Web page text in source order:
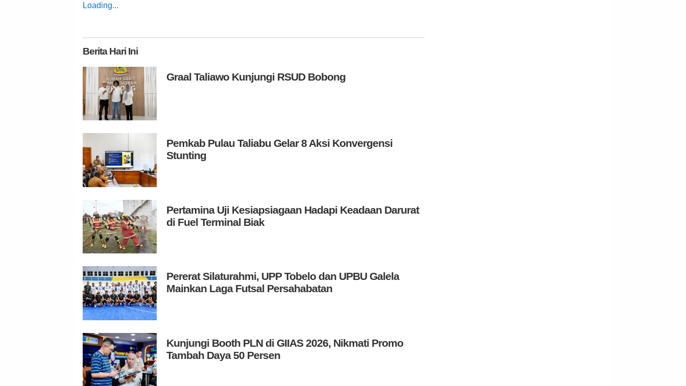
Loading...
BeritaHari Ini
Graal Taliawo Kunjungi RSUD Bobong
Pemkab Pulau Taliabu Gelar 8 Aksi Konvergensi
Stunting
Pertamina Uji Kesiapsiagaan Hadapi Keadaan Darurat
di Fuel Terminal Biak
Pererat Silaturahmi, UPP Tobelo dan UPBU Galela
Mainkan Laga Futsal Persahabatan
Kunjungi Booth PLN di GIIAS 2026, Nikmati Promo
Tambah Daya 50 Persen